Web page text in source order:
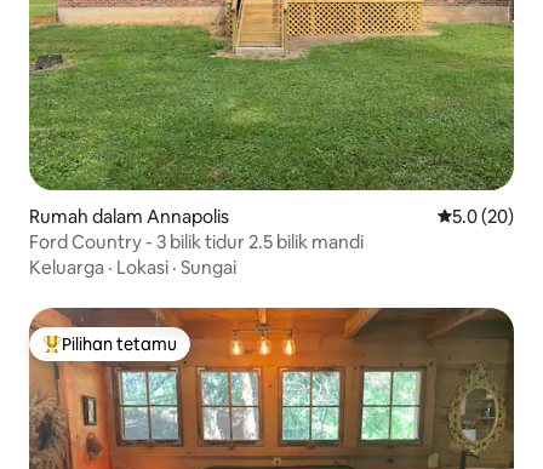
Rumah dalam Annapolis Penarafan
5.0 (20)
Ford Country - 3 bilik tidur 2.5 bilik mandi
Keluarga · Lokasi · Sungai
Pilihan utama tetamu
Pilihan tetamu